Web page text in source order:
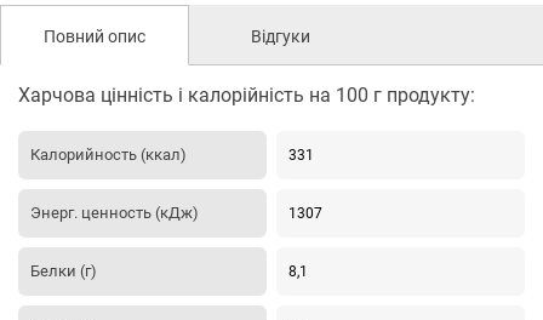
Повний опис Відгуки
Харчова цінність і калорійність на 100 г продукту:
Калорийность (ккал) 331
Энерг. ценность (кДж) 1307
Белки (г) 8,1